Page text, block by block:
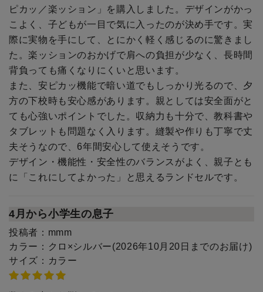
ピカッ／楽ッション」を購入しました。デザインがかっ
こよく、子どもが一目で気に入ったのが決め手です。実
際に実物を手にして、とにかく軽く感じるのに驚きまし
た。楽ッションのおかげで肩への負担が少なく、長時間
背負っても痛くなりにくいと思います。
また、安ピカッ機能で暗い道でもしっかり光るので、夕
方の下校時も安心感があります。親としては安全面がと
ても心強いポイントでした。収納力も十分で、教科書や
タブレットも問題なく入ります。縫製や作りも丁寧で丈
夫そうなので、6年間安心して使えそうです。
デザイン・機能性・安全性のバランスがよく、親子とも
に「これにしてよかった」と思えるランドセルです。
4月から小学生の息子
投稿者： mmm
カラー： クロ×シルバー(2026年10月20日までのお届け)
サイズ： カラー